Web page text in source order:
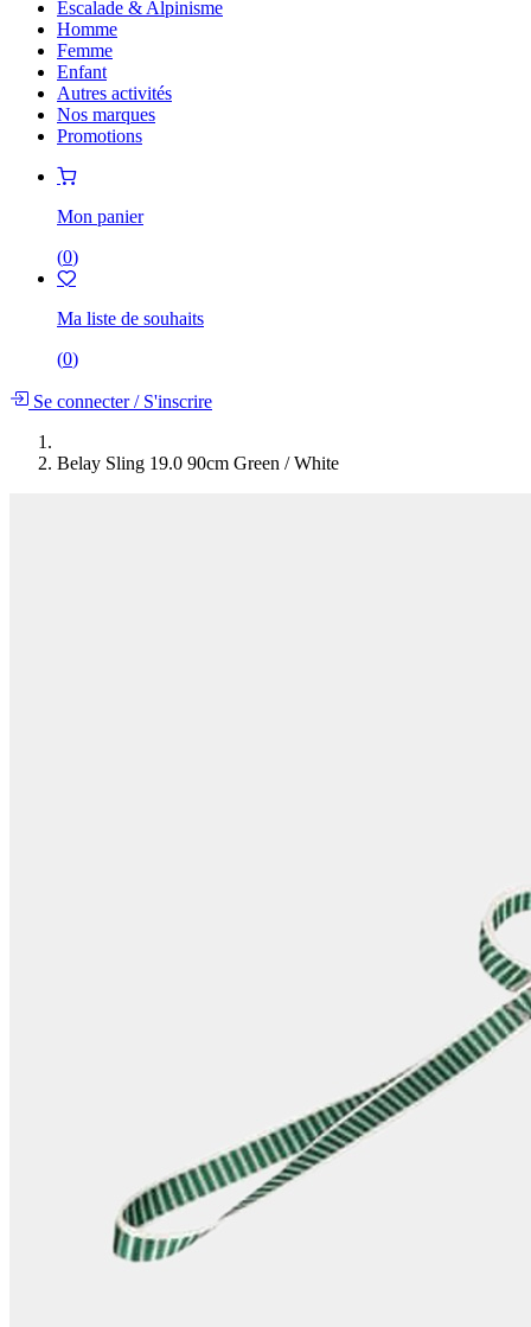
Escalade & Alpinisme
Homme
Femme
Enfant
Autres activités
Nos marques
Promotions
Mon panier
(0)
Ma liste de souhaits
(0)
Se connecter/S'inscrire
Belay Sling 19.0 90cm Green / White